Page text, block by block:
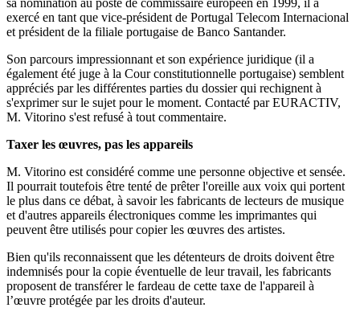
sa nomination au poste de commissaire européen en 1999, il a
exercé en tant que vice-président de Portugal Telecom Internacional
et président de la filiale portugaise de Banco Santander.
Son parcours impressionnant et son expérience juridique (il a
également été juge à la Cour constitutionnelle portugaise) semblent
appréciés par les différentes parties du dossier qui rechignent à
s'exprimer sur le sujet pour le moment. Contacté par EURACTIV,
M. Vitorino s'est refusé à tout commentaire.
Taxer les œuvres, pas les appareils
M. Vitorino est considéré comme une personne objective et sensée.
Il pourrait toutefois être tenté de prêter l'oreille aux voix qui portent
le plus dans ce débat, à savoir les fabricants de lecteurs de musique
et d'autres appareils électroniques comme les imprimantes qui
peuvent être utilisés pour copier les œuvres des artistes.
Bien qu'ils reconnaissent que les détenteurs de droits doivent être
indemnisés pour la copie éventuelle de leur travail, les fabricants
proposent de transférer le fardeau de cette taxe de l'appareil à
l’œuvre protégée par les droits d'auteur.